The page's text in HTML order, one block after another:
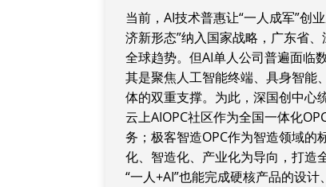
当前，AI技术普惠让“一人成军”创
济新形态”纳入国家战略，广东省
全球趋势。但AI单人公司普遍面临
其是聚焦人工智能终端、具身智能
体的双重支撑。为此，深国创中心
云上AIOPC社区作为全国一体化
务；极客智造OPC作为智造领域的
化、智造化、产业化为导向，打造
“一人+AI”也能完成硬核产品的设计